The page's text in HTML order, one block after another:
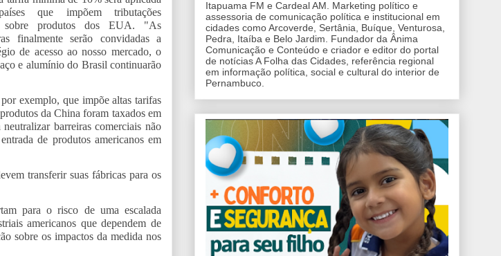
que impõem tributações
sobre produtos dos EUA. "As
finalmente serão convidadas a
de acesso ao nosso mercado, o
e alumínio do Brasil continuarão
exemplo, que impõe altas tarifas
da China foram taxados em
barreiras comerciais não
de produtos americanos em
transferir suas fábricas para os
para o risco de uma escalada
americanos que dependem de
sobre os impactos da medida nos
Itapuama FM e Cardeal AM. Marketing político e
assessoria de comunicação política e institucional em
cidades como Arcoverde, Sertânia, Buíque, Venturosa,
Pedra, Itaíba e Belo Jardim. Fundador da Ânima
Comunicação e Conteúdo e criador e editor do portal
de notícias A Folha das Cidades, referência regional
em informação política, social e cultural do interior de
Pernambuco.